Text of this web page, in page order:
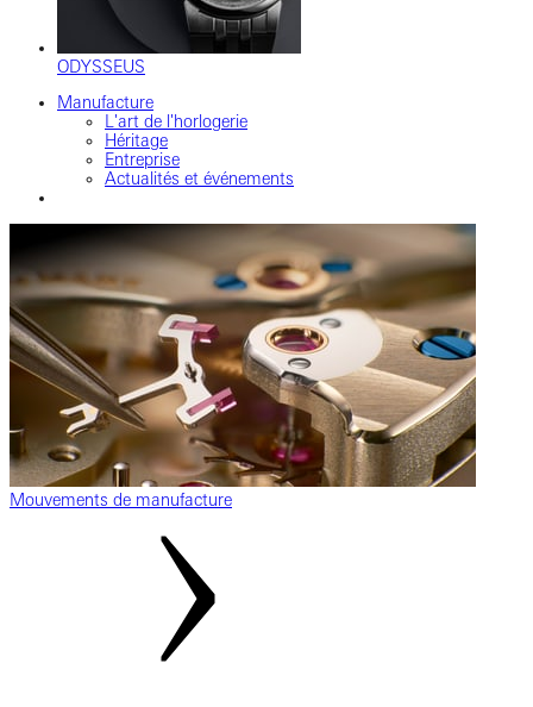
ODYSSEUS
Manufacture
L'art de l'horlogerie
Héritage
Entreprise
Actualités et événements
Mouvements de manufacture